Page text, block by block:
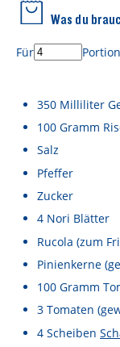
Auf
Was du
Für
350 Milliliter
100 Gramm
Salz
Pfeffer
Zucker
4 Nori Blätter
Rucola (zum
Pinienkerne
100 Gramm
3 Tomaten
4 Scheiben